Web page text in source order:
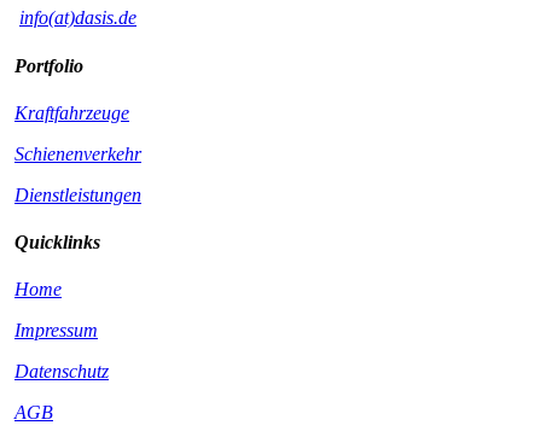
info(at)dasis.de
Portfolio
Kraftfahrzeuge
Schienenverkehr
Dienstleistungen
Quicklinks
Home
Impressum
Datenschutz
AGB